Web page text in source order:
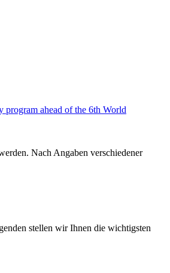
program ahead of the 6th World
Nach Angaben verschiedener
stellen wir Ihnen die wichtigsten